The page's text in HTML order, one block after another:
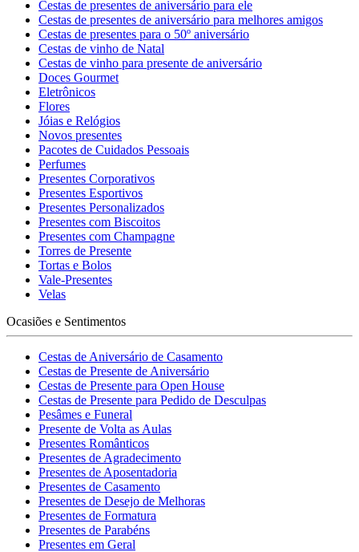
Cestas de presentes de aniversário para ele
Cestas de presentes de aniversário para melhores amigos
Cestas de presentes para o 50º aniversário
Cestas de vinho de Natal
Cestas de vinho para presente de aniversário
Doces Gourmet
Eletrônicos
Flores
Jóias e Relógios
Novos presentes
Pacotes de Cuidados Pessoais
Perfumes
Presentes Corporativos
Presentes Esportivos
Presentes Personalizados
Presentes com Biscoitos
Presentes com Champagne
Torres de Presente
Tortas e Bolos
Vale-Presentes
Velas
Ocasiões e Sentimentos
Cestas de Aniversário de Casamento
Cestas de Presente de Aniversário
Cestas de Presente para Open House
Cestas de Presente para Pedido de Desculpas
Pesâmes e Funeral
Presente de Volta as Aulas
Presentes Românticos
Presentes de Agradecimento
Presentes de Aposentadoria
Presentes de Casamento
Presentes de Desejo de Melhoras
Presentes de Formatura
Presentes de Parabéns
Presentes em Geral